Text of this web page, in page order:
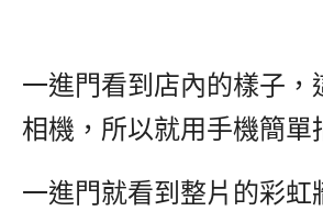
一進門看到店內的樣子，
相機，所以就用手機簡單
一進門就看到整片的彩虹